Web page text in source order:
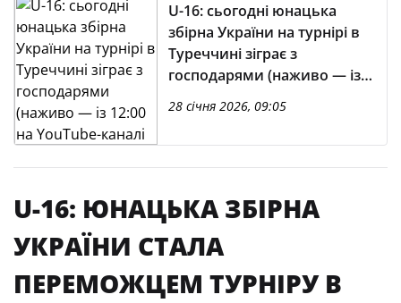
U-16: сьогодні юнацька
збірна України на турнірі в
Туреччині зіграє з
господарями (наживо — із
12:00 на YouTube-каналі
28 січня 2026, 09:05
U-16: ЮНАЦЬКА ЗБІРНА
УКРАЇНИ СТАЛА
ПЕРЕМОЖЦЕМ ТУРНІРУ В